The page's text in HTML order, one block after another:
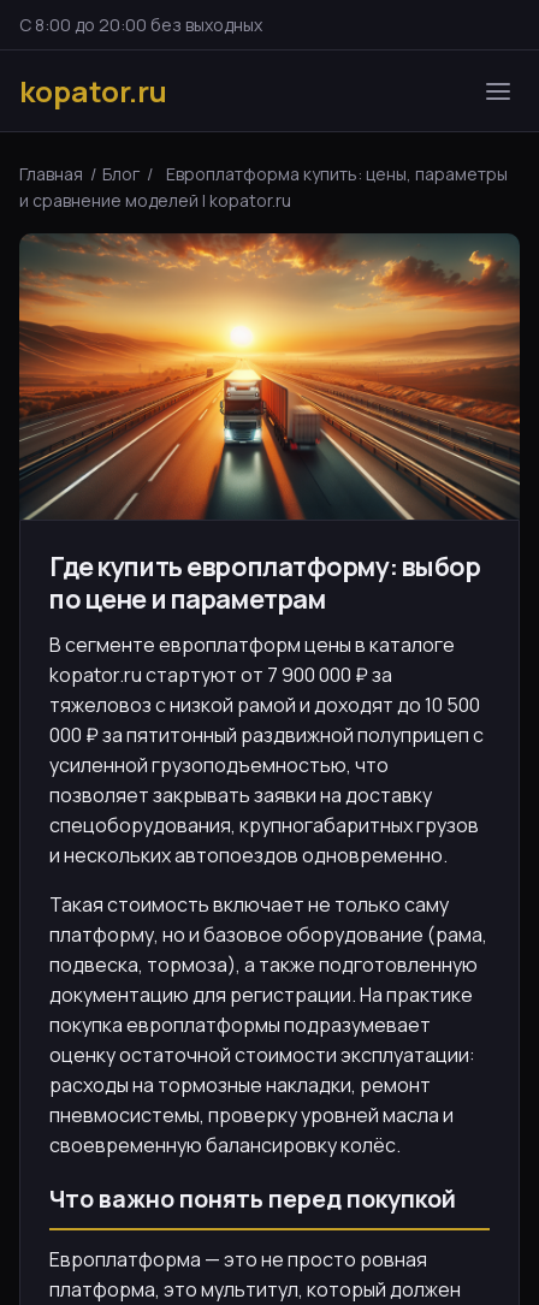
С 8:00 до 20:00 без выходных
kopator.ru
Главная / Блог /
Европлатформа купить: цены, параметры
и сравнение моделей | kopator.ru
Где купить европлатформу: выбор
по цене и параметрам
В сегменте европлатформ цены в каталоге
kopator.ru стартуют от 7 900 000 ₽ за
тяжеловоз с низкой рамой и доходят до 10 500
000 ₽ за пятитонный раздвижной полуприцеп с
усиленной грузоподъемностью, что
позволяет закрывать заявки на доставку
спецоборудования, крупногабаритных грузов
и нескольких автопоездов одновременно.
Такая стоимость включает не только саму
платформу, но и базовое оборудование (рама,
подвеска, тормоза), а также подготовленную
документацию для регистрации. На практике
покупка европлатформы подразумевает
оценку остаточной стоимости эксплуатации:
расходы на тормозные накладки, ремонт
пневмосистемы, проверку уровней масла и
своевременную балансировку колёс.
Что важно понять перед покупкой
Европлатформа — это не просто ровная
платформа, это мультитул, который должен